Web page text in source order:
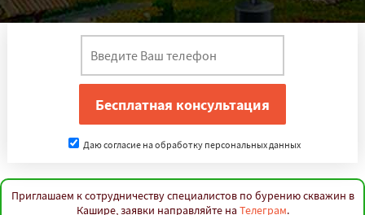
Даю согласие на обработку персональных данных
Приглашаем к сотрудничеству специалистов по бурению скважин в
Кашире, заявки направляйте на Телеграм.